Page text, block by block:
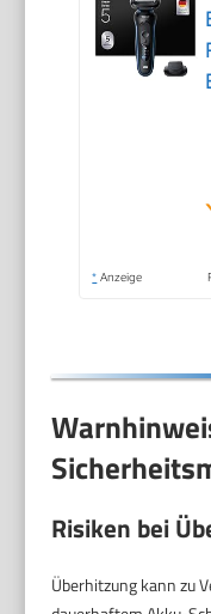
* Anzeige
Risiken bei
Überhitzung kann zu